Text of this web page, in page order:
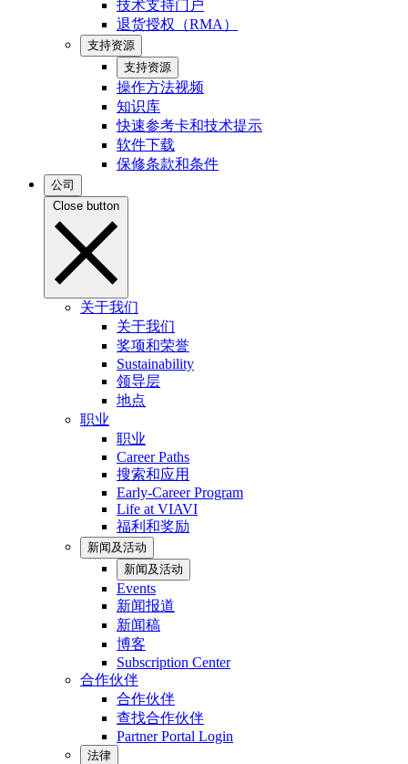
技术支持门户
退货授权（RMA）
支持资源
支持资源
操作方法视频
知识库
快速参考卡和技术提示
软件下载
保修条款和条件
公司
Close button
关于我们
关于我们
奖项和荣誉
Sustainability
领导层
地点
职业
职业
Career Paths
搜索和应用
Early-Career Program
Life at VIAVI
福利和奖励
新闻及活动
新闻及活动
Events
新闻报道
新闻稿
博客
Subscription Center
合作伙伴
合作伙伴
查找合作伙伴
Partner Portal Login
法律